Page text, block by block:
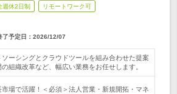
週休2日制 リモートワーク可
了予定日： 2026/12/07
ーシングとクラウドツールを組み合わせた提案
組織改革など、幅広い業務をお任せします。
場で活躍！＜必須＞法人営業・新規開拓・マネ